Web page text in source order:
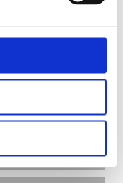
dobu po
občanský